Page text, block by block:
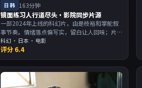
日韩 163分钟
镜面练习人行道尽头·影院同步片源
一部2024年上线的科幻片，由是枝裕和掌舵叙
事节奏。情绪落点偏写实，留白让人回味；片
尾余韵足，讨论空间大。主演以演技派为主，
适合喜欢强叙事与人物关系的观众加入片单。
科幻 · 日本 · 电影
评分 6.4